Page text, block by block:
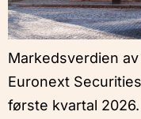
Markedsverdien
Euronext
første kvartal